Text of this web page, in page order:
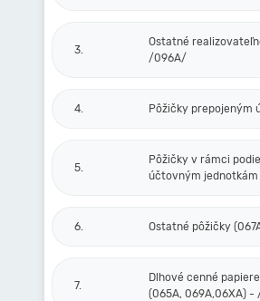
3.
Ostatné
/096A/
4. Pôžičky
5.
Pôžičky v rámci
účtovným
6. Ostatné pôžičky
7.
Dlhové cenné
(065A, 069A,06XA) -